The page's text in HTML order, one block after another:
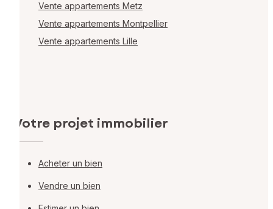
Vente appartements Metz
Vente appartements Montpellier
Vente appartements Lille
Votre projet immobilier
Acheter un bien
Vendre un bien